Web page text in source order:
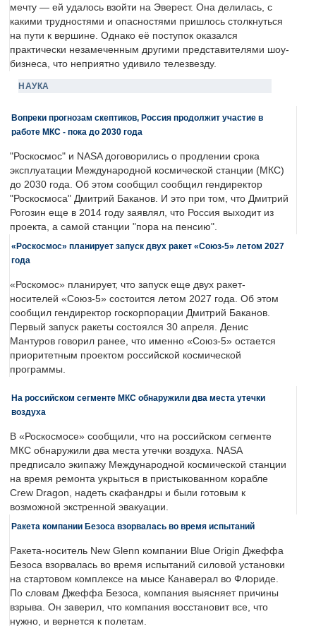
мечту — ей удалось взойти на Эверест. Она делилась, с
какими трудностями и опасностями пришлось столкнуться
на пути к вершине. Однако её поступок оказался
практически незамеченным другими представителями шоу-
бизнеса, что неприятно удивило телезвезду.
НАУКА
Вопреки прогнозам скептиков, Россия продолжит участие в
работе МКС - пока до 2030 года
"Роскосмос" и NASA договорились о продлении срока
эксплуатации Международной космической станции (МКС)
до 2030 года. Об этом сообщил сообщил гендиректор
"Роскосмоса" Дмитрий Баканов. И это при том, что Дмитрий
Рогозин еще в 2014 году заявлял, что Россия выходит из
проекта, а самой станции "пора на пенсию".
«Роскосмос» планирует запуск двух ракет «Союз-5» летом 2027
года
«Роскомос» планирует, что запуск еще двух ракет-
носителей «Союз-5» состоится летом 2027 года. Об этом
сообщил гендиректор госкорпорации Дмитрий Баканов.
Первый запуск ракеты состоялся 30 апреля. Денис
Мантуров говорил ранее, что именно «Союз-5» остается
приоритетным проектом российской космической
программы.
На российском сегменте МКС обнаружили два места утечки
воздуха
В «Роскосмосе» сообщили, что на российском сегменте
МКС обнаружили два места утечки воздуха. NASA
предписало экипажу Международной космической станции
на время ремонта укрыться в пристыкованном корабле
Crew Dragon, надеть скафандры и были готовым к
возможной экстренной эвакуации.
Ракета компании Безоса взорвалась во время испытаний
Ракета-носитель New Glenn компании Blue Origin Джеффа
Безоса взорвалась во время испытаний силовой установки
на стартовом комплексе на мысе Канаверал во Флориде.
По словам Джеффа Безоса, компания выясняет причины
взрыва. Он заверил, что компания восстановит все, что
нужно, и вернется к полетам.